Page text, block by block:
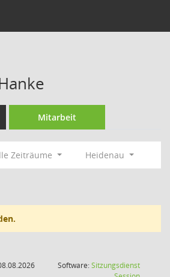
Mitarbeit
Zeiträume Heidenau
Software:Sitzungsdienst